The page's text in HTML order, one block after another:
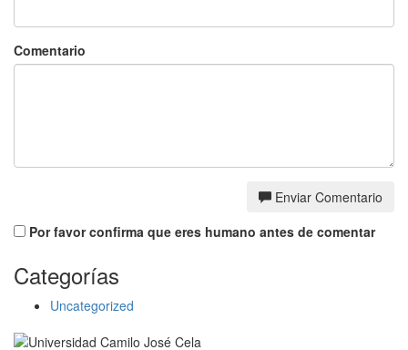
Comentario
Enviar Comentario
Por favor confirma que eres humano antes de comentar
Categorías
Uncategorized